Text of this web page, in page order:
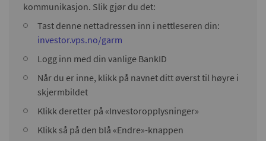
kommunikasjon. Slik gjør du det:
Tast denne nettadressen inn i nettleseren din:
investor.vps.no/garm
Logg inn med din vanlige BankID
Når du er inne, klikk på navnet ditt øverst til høyre i
skjermbildet
Klikk deretter på «Investoropplysninger»
Klikk så på den blå «Endre»-knappen